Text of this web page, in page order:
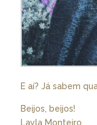
E aí? Já sabem
Beijos, beijos!
Layla Monteiro